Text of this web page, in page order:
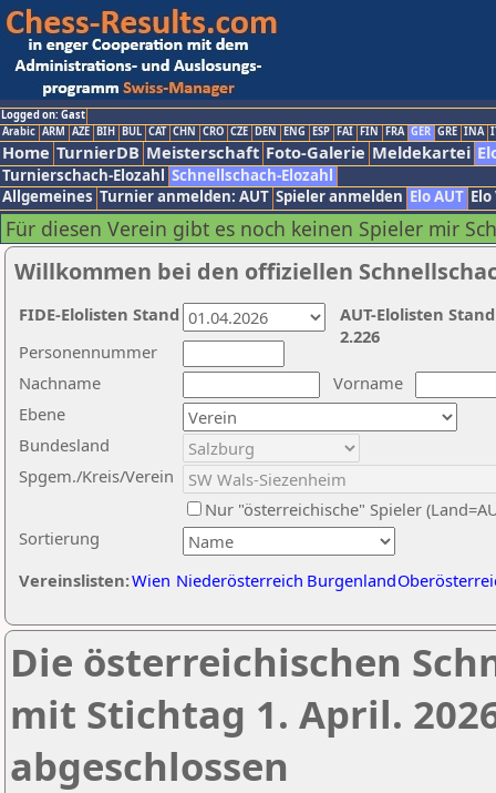
Logged on: Gast
Arabic ARM AZE BIH BUL CAT CHN CRO CZE DEN ENG ESP FAI FIN FRA GER GRE INA
Home TurnierDB Meisterschaft Foto-Galerie Meldekartei
Turnierschach-Elozahl Schnellschach-Elozahl
Allgemeines Turnier anmelden: AUT Spieler anmelden Elo AUT
Für diesen Verein gibt es noch keinen Spieler mir
Willkommen bei den offiziellen
Nachname
Vorname
Ebene
Sortierung
Personennummer
Bundesland
Spgem./Kreis/Verein
Nur "österreichische" Spieler
Vereinslisten:Wien Niederösterreich Burgenland
AUT-Elolisten
2.226
FIDE-Elolisten Stand
Die österreichischen
mit Stichtag 1. April.
abgeschlossen